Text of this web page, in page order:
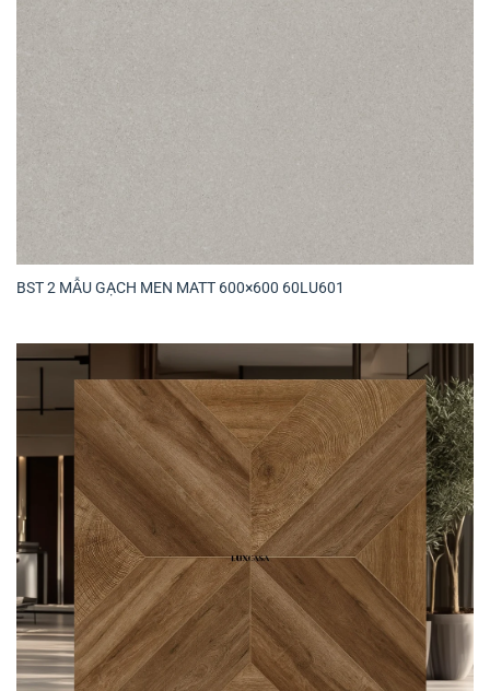
BST 2 MẪU GẠCH MEN MATT 600×600 60LU601